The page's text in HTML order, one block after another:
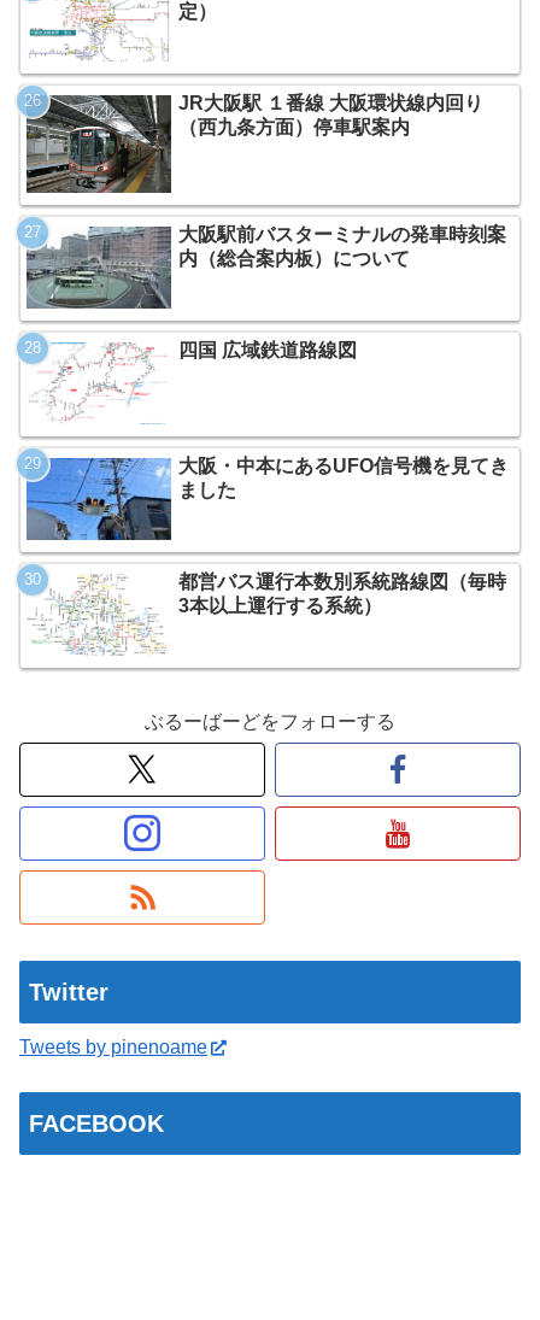
定）
JR大阪駅 １番線 大阪環状線内回り
（西九条方面）停車駅案内
大阪駅前バスターミナルの発車時刻案
内（総合案内板）について
四国 広域鉄道路線図
大阪・中本にあるUFO信号機を見てき
ました
都営バス運行本数別系統路線図（毎時
3本以上運行する系統）
ぶるーばーどをフォローする
Twitter
Tweets by pinenoame
FACEBOOK